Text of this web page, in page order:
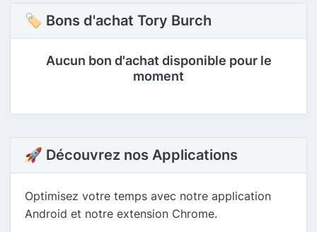
🏷 Bons d'achat Tory Burch
Aucun bon d'achat disponible pour le
moment
🚀 Découvrez nos Applications
Optimisez votre temps avec notre application
Android et notre extension Chrome.